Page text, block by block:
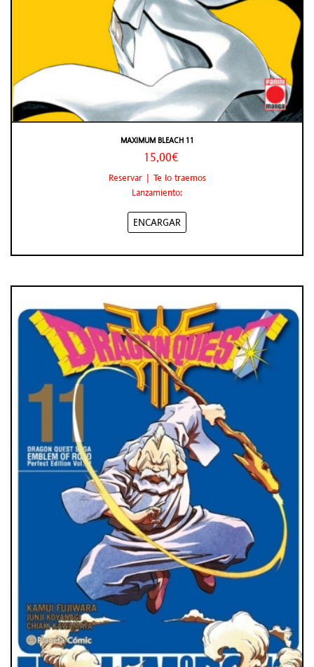
MAXIMUM BLEACH 11
15,00€
Reservar | Te lo traemos
Lanzamiento:
ENCARGAR